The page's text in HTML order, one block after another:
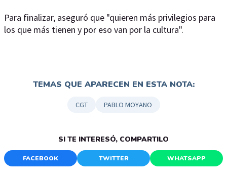
Para finalizar, aseguró que "quieren más privilegios para
los que más tienen y por eso van por la cultura".
TEMAS QUE APARECEN EN ESTA NOTA:
CGT PABLO MOYANO
SI TE INTERESÓ, COMPARTILO
FACEBOOK TWITTER WHATSAPP